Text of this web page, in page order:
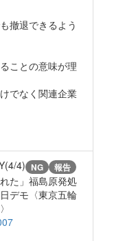
撤退できるよう
ことの意味が理
でなく関連企業
4) NG 報告
た」福島原発処
デモ〈東京五輪